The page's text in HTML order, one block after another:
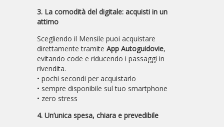
3. La comodità del digitale: acquisti in un
attimo
Scegliendo il Mensile puoi acquistare
direttamente tramite App Autoguidovie,
evitando code e riducendo i passaggi in
rivendita.
• pochi secondi per acquistarlo
• sempre disponibile sul tuo smartphone
• zero stress
4. Un’unica spesa, chiara e prevedibile